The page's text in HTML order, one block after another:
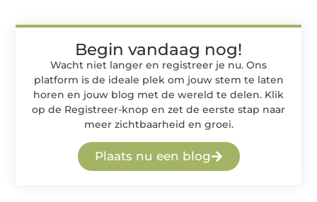
Begin vandaag nog!
Wacht niet langer en registreer je nu. Ons
platform is de ideale plek om jouw stem te laten
horen en jouw blog met de wereld te delen. Klik
op de Registreer-knop en zet de eerste stap naar
meer zichtbaarheid en groei.
Plaats nu een blog